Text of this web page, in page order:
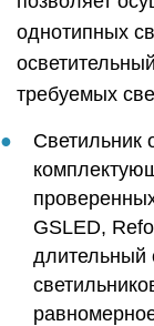
однотипных
требуемых
Светильник
GSLED,
длительный